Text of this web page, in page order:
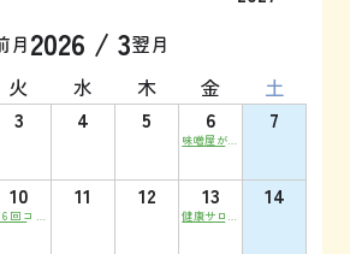
月2026 / 3翌月
火 水 木 金
土
3 4 5 6
味噌屋が教
7
10
回コー
11 12 13
健康サロン
14